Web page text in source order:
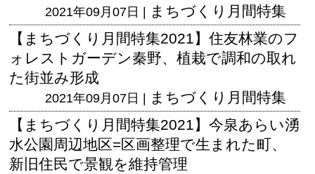
2021年09月07日 | まちづくり月間特集
【まちづくり月間特集2021】住友林業のフ
ォレストガーデン秦野、植栽で調和の取れ
た街並み形成
2021年09月07日 | まちづくり月間特集
【まちづくり月間特集2021】今泉あらい湧
水公園周辺地区=区画整理で生まれた町、
新旧住民で景観を維持管理